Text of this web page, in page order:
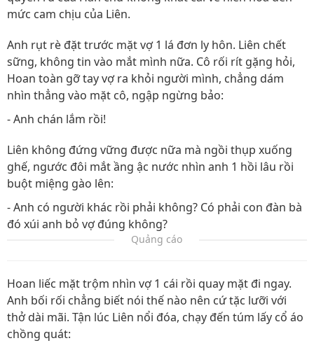
mức cam chịu của Liên.
Anh rụt rè đặt trước mặt vợ 1 lá đơn ly hôn. Liên chết
sững, không tin vào mắt mình nữa. Cô rối rít gặng hỏi,
Hoan toàn gỡ tay vợ ra khỏi người mình, chẳng dám
nhìn thẳng vào mặt cô, ngập ngừng bảo:
- Anh chán lắm rồi!
Liên không đứng vững được nữa mà ngồi thụp xuống
ghế, ngước đôi mắt ầng ậc nước nhìn anh 1 hồi lâu rồi
buột miệng gào lên:
- Anh có người khác rồi phải không? Có phải con đàn bà
đó xúi anh bỏ vợ đúng không?
Quảng cáo
Hoan liếc mặt trộm nhìn vợ 1 cái rồi quay mặt đi ngay.
Anh bối rối chẳng biết nói thế nào nên cứ tặc lưỡi với
thở dài mãi. Tận lúc Liên nổi đóa, chạy đến túm lấy cổ áo
chồng quát: